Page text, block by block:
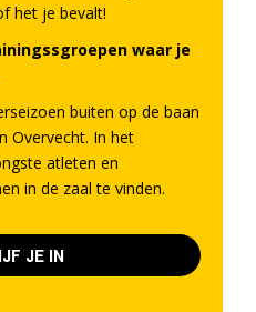
het je bevalt!
waar je
buiten op de baan
Overvecht. In het
atleten en
in de zaal te vinden.
JE IN